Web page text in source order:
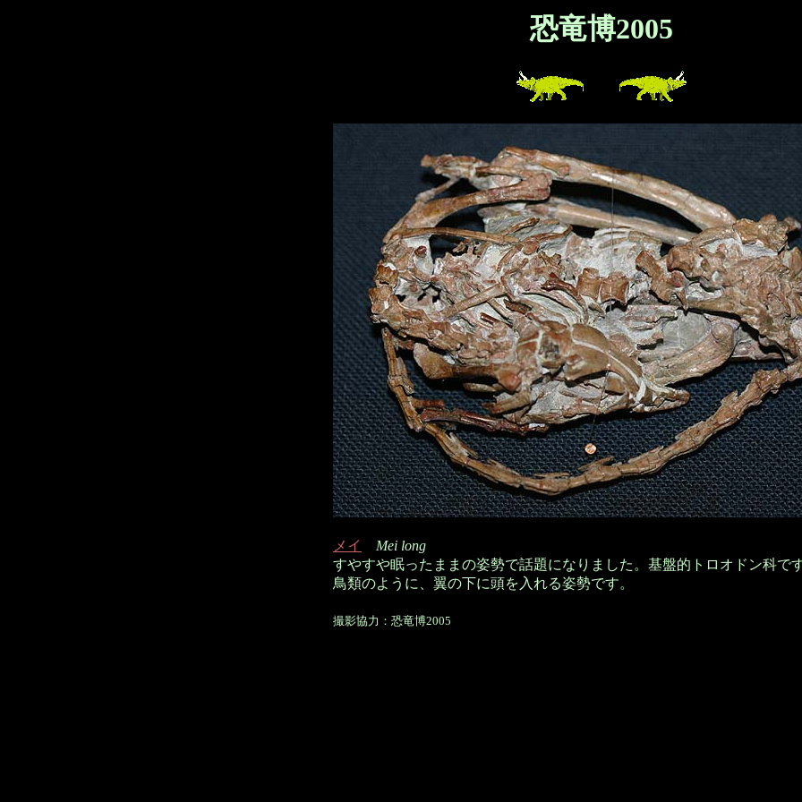
恐竜博2005
メイ
Mei long
すやすや眠ったままの姿勢で話題になりました。基盤的トロオドン科で
鳥類のように、翼の下に頭を入れる姿勢です。
撮影協力：恐竜博2005